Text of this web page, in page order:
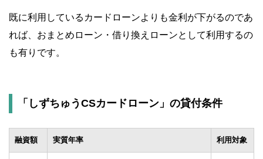
既に利用しているカードローンよりも金利が下がるのであ
れば、おまとめローン・借り換えローンとして利用するの
も有りです。
「しずちゅうCSカードローン」の貸付条件
融資額 実質年率 利用対象